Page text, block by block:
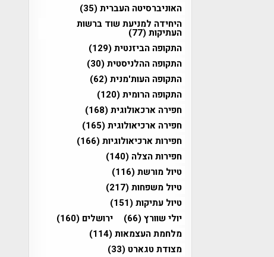
האוניברסיטה העברית(35)
היחידה למניעת שוד ברשות
העתיקות(77)
התקופה הביזנטית(129)
התקופה ההלניסטית(30)
התקופה העות'מנית(62)
התקופה הרומית(120)
חפירה ארכאולוגית(168)
חפירה ארכיאולוגית(165)
חפירות ארכיאולוגיות(166)
חפירות הצלה (140)
טיול מורשת(116)
טיול משפחות(217)
טיול עתיקות(151)
יולי שוורץ(66) ירושלים (160)
מלחמת העצמאות(114)
מצודת טגארט (33)